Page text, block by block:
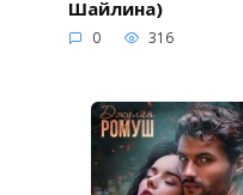
Шайлина)
0 316